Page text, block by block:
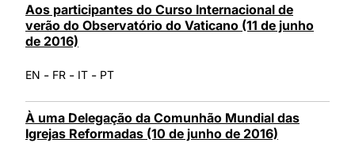
Aos participantes do Curso Internacional de
verão do Observatório do Vaticano (11 de junho
de 2016)
EN - FR - IT - PT
À uma Delegação da Comunhão Mundial das
Igrejas Reformadas (10 de junho de 2016)